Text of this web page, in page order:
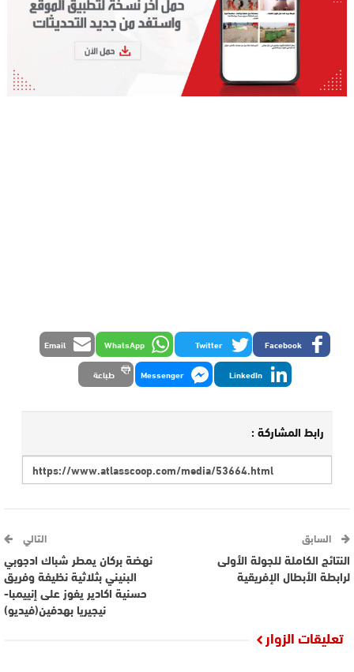
Facebook
Twitter
WhatsApp
Email
LinkedIn
Messenger طباعة
رابط المشاركة :
السابق
النتائج الكاملة للجولة الأولى
لرابطة الأبطال الإفريقية
التالي
نهضة بركان يمطر شباك ادجوبي
البنيني بثلاثية نظيفة وفريق
حسنية اكادير يفوز على إنييمبا-
نيجيريا بهدفين(فيديو)
تعليقات الزوار